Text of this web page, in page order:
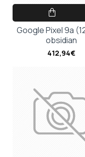
Google Pixel 9a
obsidian
412,94€